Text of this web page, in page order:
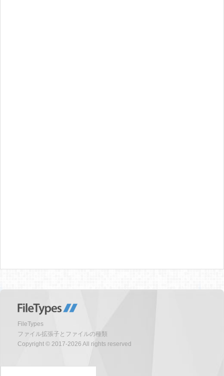
FileTypes
ファイル拡張子とファイルの種類
Copyright © 2017-2026 All rights reserved